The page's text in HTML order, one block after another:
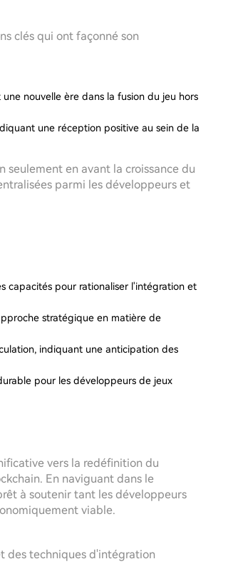
clés qui ont façonné son
nouvelle ère dans la fusion du jeu hors
une réception positive au sein de la
en avant la croissance du
parmi les développeurs et
capacités pour rationaliser l'intégration et
stratégique en matière de
indiquant une anticipation des
pour les développeurs de jeux
vers la redéfinition du
En naviguant dans le
à soutenir tant les développeurs
viable.
des techniques d'intégration